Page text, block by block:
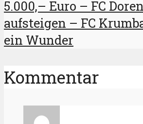
5.000,– Euro – FC
aufsteigen – FC
ein Wunder
Kommentar